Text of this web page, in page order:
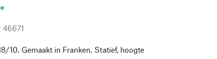
46671
10. Gemaakt in Franken. Statief, hoogte